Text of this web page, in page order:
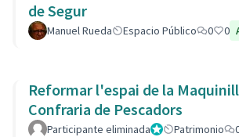
de Segur
Manuel Rueda Espacio Público 0 0
Reformar l'espai de la
Confraria de Pescadors
Participante eliminadaAdministrador
Patrimonio